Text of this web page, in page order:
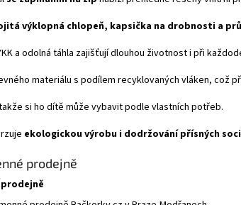
výklopná chlopeň, kapsička na drobnosti a
a odolná táhla zajišťují dlouhou životnost i při
materiálu s podílem recyklovaných vláken, což
si ho dítě může vybavit podle vlastních potřeb.
ekologickou výrobu i dodržování přísných
prodejně